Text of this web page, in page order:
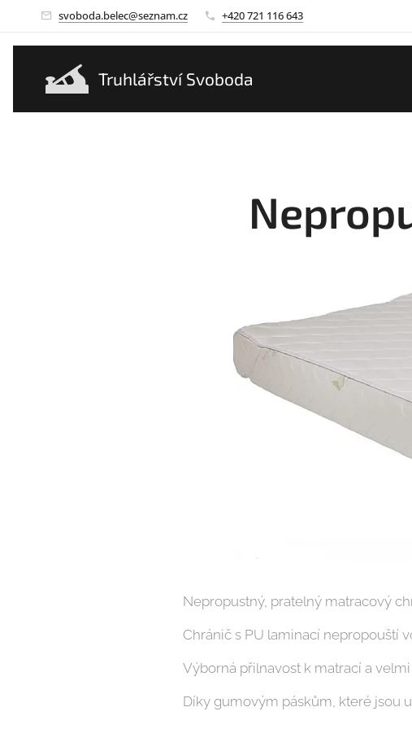
svoboda.belec@seznam.cz +420 721 116 643
Truhlářství Svoboda
Nepropustný, pratelný matracový
Chránič s PU laminací nepropouští
Výborná přilnavost k matrací a
Díky gumovým páskům, které jsou